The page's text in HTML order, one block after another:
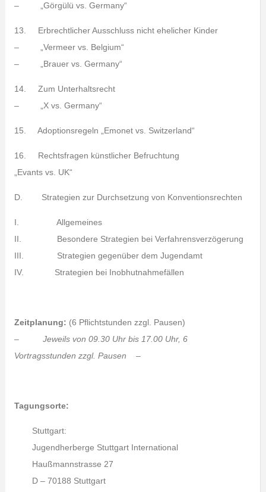
– „Görgülü vs. Germany“
13. Erbrechtlicher Ausschluss nicht ehelicher Kinder
– „Vermeer vs. Belgium“
– „Brauer vs. Germany“
14. Zum Unterhaltsrecht
– „X vs. Germany“
15. Adoptionsregeln „Emonet vs. Switzerland“
16. Rechtsfragen künstlicher Befruchtung
„Evants vs. UK“
D. Strategien zur Durchsetzung von Konventionsrechten
I. Allgemeines
II. Besondere Strategien bei Verfahrensverzögerung
III. Strategien gegenüber dem Jugendamt
IV. Strategien bei Inobhutnahmefällen
Zeitplanung: (6 Pflichtstunden zzgl. Pausen)
– Jeweils von 09.30 Uhr bis 17.00 Uhr, 6
Vortragsstunden zzgl. Pausen –
Tagungsorte:
Stuttgart:
Jugendherberge Stuttgart International
Haußmannstrasse 27
D – 70188 Stuttgart